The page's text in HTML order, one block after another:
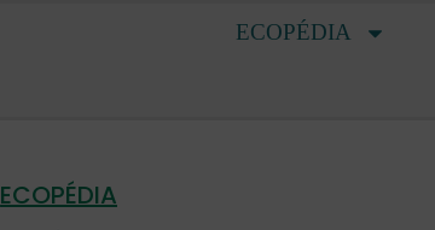
ECOPÉDIA
ECOPÉDIA